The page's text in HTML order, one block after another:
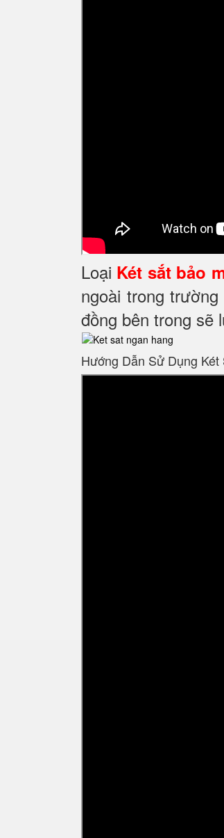
Loại Két sắt bảo
ngoài trong
đồng bên trong sẽ
Hướng Dẫn Sử Dụng